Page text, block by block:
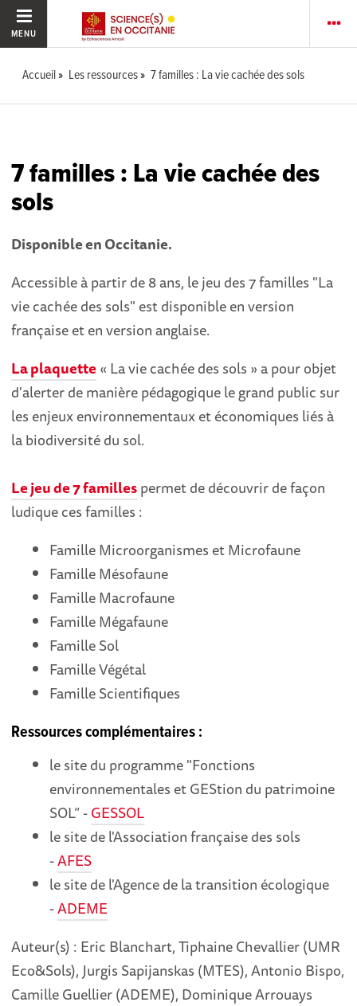
MENU
Accueil Les ressources 7 familles : La vie cachée des sols
7 familles : La vie cachée des
sols
Disponible en Occitanie.
Accessible à partir de 8 ans, le jeu des 7 familles "La
vie cachée des sols" est disponible en version
française et en version anglaise.
La plaquette « La vie cachée des sols » a pour objet
d'alerter de manière pédagogique le grand public sur
les enjeux environnementaux et économiques liés à
la biodiversité du sol.
Le jeu de 7 famillespermet de découvrir de façon
ludique ces familles :
Famille Microorganismes et Microfaune
Famille Mésofaune
Famille Macrofaune
Famille Mégafaune
Famille Sol
Famille Végétal
Famille Scientifiques
Ressources complémentaires :
le site du programme "Fonctions
environnementales et GEStion du patrimoine
SOL” -GESSOL
le site de l'Association française des sols
-AFES
le site de l'Agence de la transition écologique
-ADEME
Auteur(s) : Eric Blanchart, Tiphaine Chevallier (UMR
Eco&Sols), Jurgis Sapijanskas (MTES), Antonio Bispo,
Camille Guellier (ADEME), Dominique Arrouays